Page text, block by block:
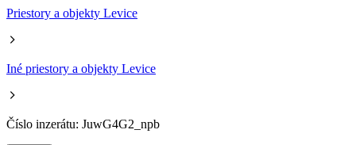
Priestory a objekty Levice
Iné priestory a objekty Levice
Číslo inzerátu: JuwG4G2_npb